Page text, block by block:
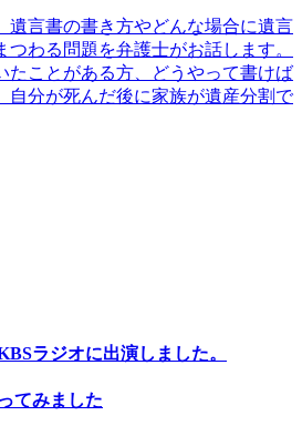
遺言書の書き方やどんな場合に遺言
わる問題を弁護士がお話します。
たことがある方、どうやって書けば
自分が死んだ後に家族が遺産分割で
ラジオに出演しました。
てみました